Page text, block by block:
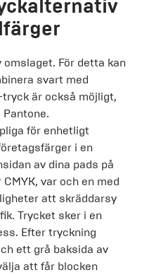
För detta kan
svart med
tryck är också möjligt,
för enhetligt
i en
av dina pads på
var och en med
att skräddarsy
Trycket sker i en
Efter tryckning
ett grå baksida av
att får blocken